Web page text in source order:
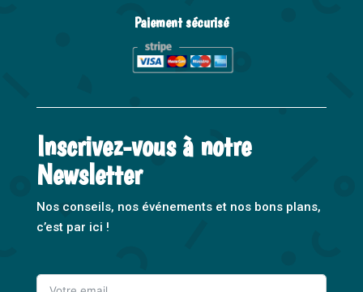
Paiement sécurisé
Inscrivez-vous à notre
Newsletter
Nos conseils, nos événements et nos bons plans,
c’est par ici !